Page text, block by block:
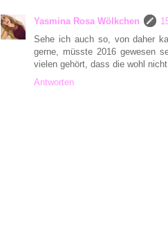
Yasmina Rosa Wölkchen
Sehe ich auch so, von daher
gerne, müsste 2016 gewesen
vielen gehört, dass die wohl
Antworten